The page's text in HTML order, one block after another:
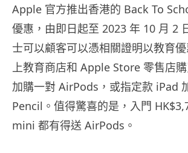
Apple 官方推出香港的 Back To
優惠，由即日起至 2023 年 10 月 2
士可以顧客可以憑相關證明以教育
上教育商店和 Apple Store 零售店
加購一對 AirPods，或指定款 iPad
Pencil。值得驚喜的是，入門
mini 都有得送 AirPods。